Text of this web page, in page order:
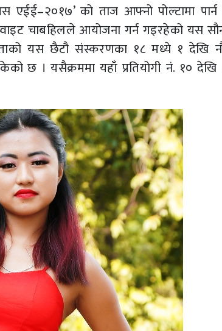
एईई–२०१७’ को ताज आफ्नो पोल्टामा
चाबहिलले आयोजना गर्न गइरहेको यस
यस छैटौ संस्करणका १८ मध्ये १ देखि
छ । यसैक्रममा यहाँ प्रतियोगी नं. १०